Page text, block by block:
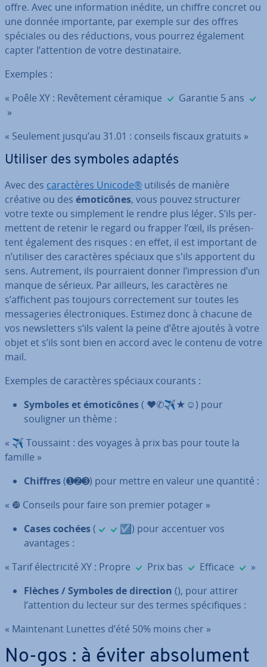
offre. Avec une in­for­ma­tion inédite, un chiffre concret ou
une donnée im­por­tante, par exemple sur des offres
spéciales ou des ré­duc­tions, vous pourrez également
capter l’attention de votre des­ti­na­taire.
Exemples :
« Poêle XY : Re­vê­te­ment céramique
✓
Garantie 5 ans
✓
»
« Seulement jusqu’au 31.01 : conseils fiscaux gratuits »
Utiliser des symboles adaptés
Avec des ca­rac­tères Unicode® utilisés de manière
créative ou des émo­ti­cônes, vous pouvez struc­tu­rer
votre texte ou sim­ple­ment le rendre plus léger. S’ils per­
met­tent de retenir le regard ou frapper l’œil, ils pré­sen­
tent également des risques : en effet, il est important de
n’utiliser des ca­rac­tères spéciaux que s'ils apportent du
sens. Autrement, ils pour­raient donner l’im­pres­sion d’un
manque de sérieux. Par ailleurs, les ca­rac­tères ne
s’affichent pas toujours cor­rec­te­ment sur toutes les
mes­sa­ge­ries élec­tro­niques. Estimez donc à chacune de
vos news­let­ters s’ils valent la peine d’être ajoutés à votre
objet et s’ils sont bien en accord avec le contenu de votre
mail.
Exemples de ca­rac­tères spéciaux courants :
Symboles et émo­ti­cônes( ❤✆✈★☺) pour
souligner un thème :
« ✈ Toussaint : des voyages à prix bas pour toute la
famille »
Chiffres(➊➋➌) pour mettre en valeur une quantité :
« ❿ Conseils pour faire son premier potager »
Cases cochées( ✓ ✓
☑) pour accentuer vos
avantages :
« Tarif élec­tri­cité XY : Propre
✓
Prix bas ✓
Efficace ✓
»
Flèches / Symboles de direction (), pour attirer
l’attention du lecteur sur des termes spé­ci­fiques :
« Main­te­nant Lunettes d’été 50% moins cher »
No-gos : à éviter ab­so­lu­ment